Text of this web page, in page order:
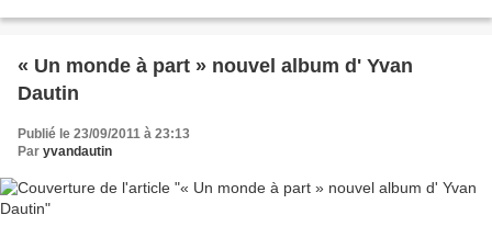
« Un monde à part » nouvel album d' Yvan
Dautin
Publié le 23/09/2011 à 23:13
Par yvandautin